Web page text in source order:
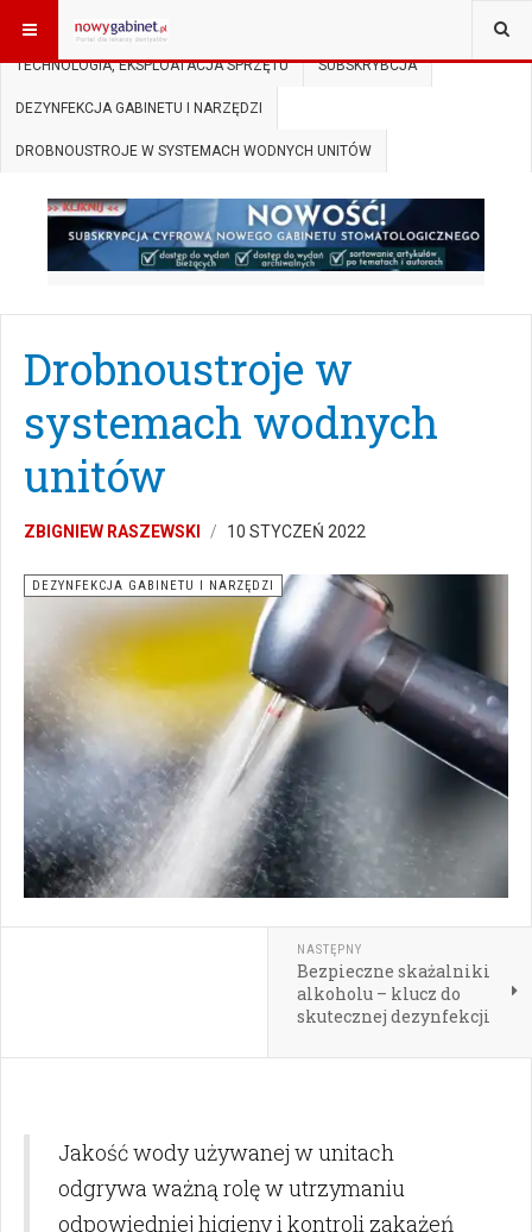
JESTEŚ TUTAJ: START
TECHNOLOGIA, EKSPLOATACJA SPRZĘTU SUBSKRYBCJA
DEZYNFEKCJA GABINETU I NARZĘDZI
DROBNOUSTROJE W SYSTEMACH WODNYCH UNITÓW
Drobnoustroje w
systemach wodnych
unitów
ZBIGNIEW RASZEWSKI 10 STYCZEŃ 2022
DEZYNFEKCJA GABINETU I NARZĘDZI
NASTĘPNY
Bezpieczne skażalniki
alkoholu – klucz do
skutecznej dezynfekcji
Jakość wody używanej w unitach
odgrywa ważną rolę w utrzymaniu
odpowiedniej higieny i kontroli zakażeń